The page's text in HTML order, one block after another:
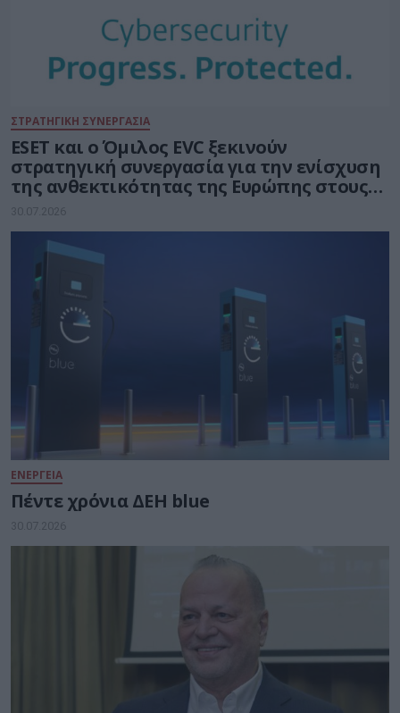
ΣΤΡΑΤΗΓΙΚΗ ΣΥΝΕΡΓΑΣΙΑ
ESET και ο Όμιλος EVC ξεκινούν
στρατηγική συνεργασία για την ενίσχυση
της ανθεκτικότητας της Ευρώπης στους
τομείς κυβερνοασφάλειας και ενέργειας
30.07.2026
ΕΝΕΡΓΕΙΑ
Πέντε χρόνια ΔΕΗ blue
30.07.2026